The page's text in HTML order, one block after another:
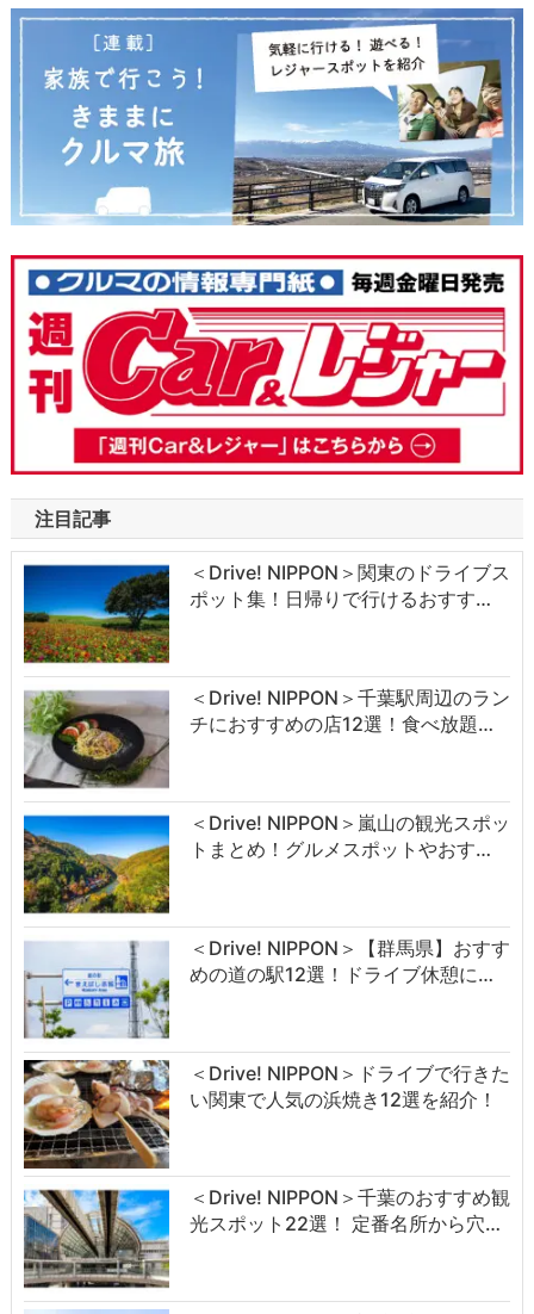
注目記事
＜Drive! NIPPON＞関東のドライブス
ポット集！日帰りで行けるおすす…
＜Drive! NIPPON＞千葉駅周辺のラン
チにおすすめの店12選！食べ放題…
＜Drive! NIPPON＞嵐山の観光スポッ
トまとめ！グルメスポットやおす…
＜Drive! NIPPON＞【群馬県】おすす
めの道の駅12選！ドライブ休憩に…
＜Drive! NIPPON＞ドライブで行きた
い関東で人気の浜焼き12選を紹介！
＜Drive! NIPPON＞千葉のおすすめ観
光スポット22選！ 定番名所から穴…